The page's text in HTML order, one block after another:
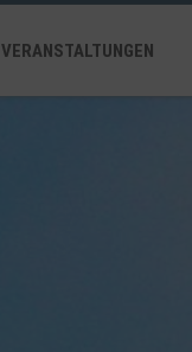
VERANSTALTUNGEN